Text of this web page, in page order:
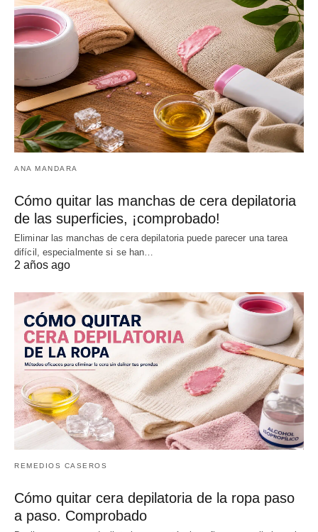
ANA MANDARA
Cómo quitar las manchas de cera depilatoria
de las superficies, ¡comprobado!
Eliminar las manchas de cera depilatoria puede parecer una tarea
difícil, especialmente si se han…
2 años ago
REMEDIOS CASEROS
Cómo quitar cera depilatoria de la ropa paso
a paso. Comprobado